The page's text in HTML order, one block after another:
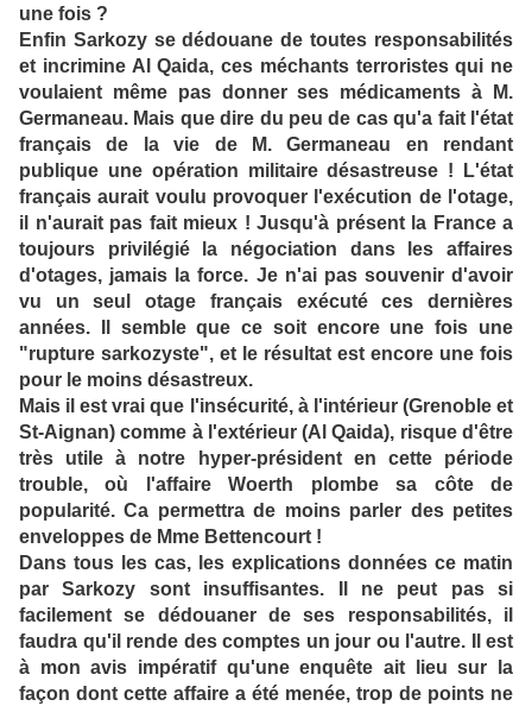
une fois ?
Enfin Sarkozy se dédouane de toutes responsabilités
et incrimine Al Qaida, ces méchants terroristes qui ne
voulaient même pas donner ses médicaments à M.
Germaneau. Mais que dire du peu de cas qu'a fait l'état
français de la vie de M. Germaneau en rendant
publique une opération militaire désastreuse ! L'état
français aurait voulu provoquer l'exécution de l'otage,
il n'aurait pas fait mieux ! Jusqu'à présent la France a
toujours privilégié la négociation dans les affaires
d'otages, jamais la force. Je n'ai pas souvenir d'avoir
vu un seul otage français exécuté ces dernières
années. Il semble que ce soit encore une fois une
"rupture sarkozyste", et le résultat est encore une fois
pour le moins désastreux.
Mais il est vrai que l'insécurité, à l'intérieur (Grenoble et
St-Aignan) comme à l'extérieur (Al Qaida), risque d'être
très utile à notre hyper-président en cette période
trouble, où l'affaire Woerth plombe sa côte de
popularité. Ca permettra de moins parler des petites
enveloppes de Mme Bettencourt !
Dans tous les cas, les explications données ce matin
par Sarkozy sont insuffisantes. Il ne peut pas si
facilement se dédouaner de ses responsabilités, il
faudra qu'il rende des comptes un jour ou l'autre. Il est
à mon avis impératif qu'une enquête ait lieu sur la
façon dont cette affaire a été menée, trop de points ne